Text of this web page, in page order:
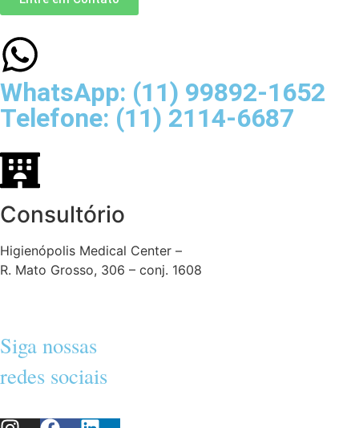
WhatsApp: (11) 99892-1652
Telefone: (11) 2114-6687
Consultório
Higienópolis Medical Center –
R. Mato Grosso, 306 – conj. 1608
Siga nossas
redes sociais